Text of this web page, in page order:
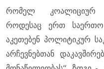
რომელ კოალიციურ
როდესაც ერთ საერთო
აკეთებენ პოლიტიკურ
არჩევნებთან